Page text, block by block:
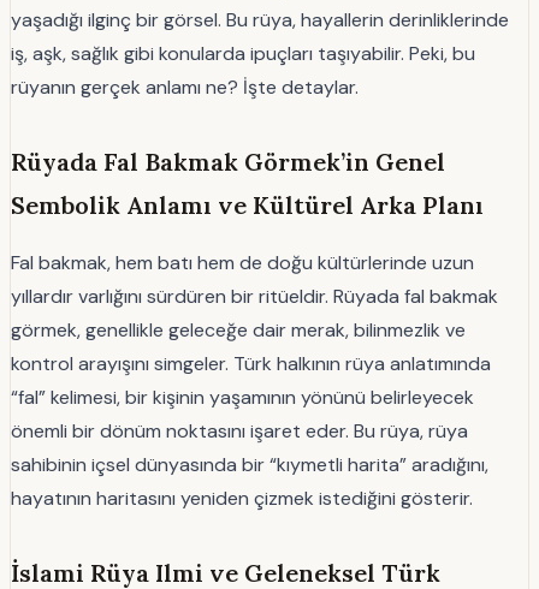
yaşadığı ilginç bir görsel. Bu rüya, hayallerin derinliklerinde
iş, aşk, sağlık gibi konularda ipuçları taşıyabilir. Peki, bu
rüyanın gerçek anlamı ne? İşte detaylar.
Rüyada Fal Bakmak Görmek’in Genel
Sembolik Anlamı ve Kültürel Arka Planı
Fal bakmak, hem batı hem de doğu kültürlerinde uzun
yıllardır varlığını sürdüren bir ritüeldir. Rüyada fal bakmak
görmek, genellikle geleceğe dair merak, bilinmezlik ve
kontrol arayışını simgeler. Türk halkının rüya anlatımında
“fal” kelimesi, bir kişinin yaşamının yönünü belirleyecek
önemli bir dönüm noktasını işaret eder. Bu rüya, rüya
sahibinin içsel dünyasında bir “kıymetli harita” aradığını,
hayatının haritasını yeniden çizmek istediğini gösterir.
İslami Rüya Ilmi ve Geleneksel Türk